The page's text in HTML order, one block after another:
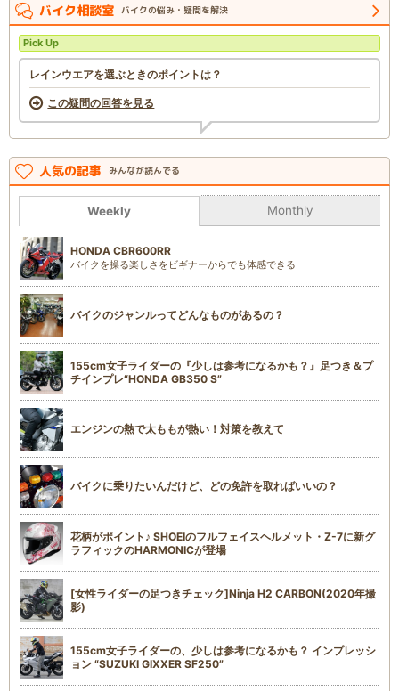
バイク相談室 バイクの悩み・疑問を解決
Pick Up
レインウエアを選ぶときのポイントは？
この疑問の回答を見る
人気の記事 みんなが読んでる
Weekly Monthly
HONDA CBR600RR
バイクを操る楽しさをビギナーからでも体感できる
バイクのジャンルってどんなものがあるの？
155cm女子ライダーの『少しは参考になるかも？』足つき＆プ
チインプレ“HONDA GB350 S”
エンジンの熱で太ももが熱い！対策を教えて
バイクに乗りたいんだけど、どの免許を取ればいいの？
花柄がポイント♪ SHOEIのフルフェイスヘルメット・Z-7に新グ
ラフィックのHARMONICが登場
[女性ライダーの足つきチェック]Ninja H2 CARBON(2020年撮
影)
155cm女子ライダーの、少しは参考になるかも？ インプレッシ
ョン “SUZUKI GIXXER SF250”